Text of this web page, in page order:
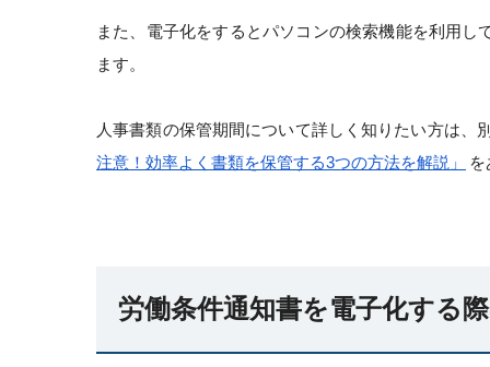
また、電子化をするとパソコンの検索機能を利用
ます。
人事書類の保管期間について詳しく知りたい方は、
注意！効率よく書類を保管する3つの方法を解説」
労働条件通知書を電子化する